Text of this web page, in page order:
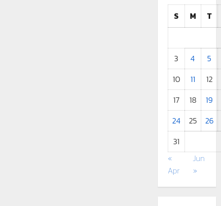
S M T
3 4
5
10
11
12
17
18
19
24
25
26
31
«
Apr
Jun
»